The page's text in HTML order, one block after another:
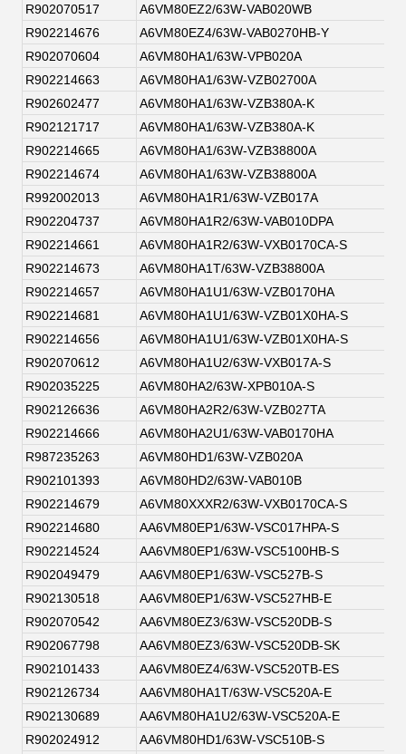
R902070517
A6VM80EZ2/63W-VAB020WB
R902214676
A6VM80EZ4/63W-VAB0270HB-Y
R902070604
A6VM80HA1/63W-VPB020A
R902214663
A6VM80HA1/63W-VZB02700A
R902602477
A6VM80HA1/63W-VZB380A-K
R902121717
A6VM80HA1/63W-VZB380A-K
R902214665
A6VM80HA1/63W-VZB38800A
R902214674
A6VM80HA1/63W-VZB38800A
R992002013
A6VM80HA1R1/63W-VZB017A
R902204737
A6VM80HA1R2/63W-VAB010DPA
R902214661
A6VM80HA1R2/63W-VXB0170CA-S
R902214673
A6VM80HA1T/63W-VZB38800A
R902214657
A6VM80HA1U1/63W-VZB0170HA
R902214681
A6VM80HA1U1/63W-VZB01X0HA-S
R902214656
A6VM80HA1U1/63W-VZB01X0HA-S
R902070612
A6VM80HA1U2/63W-VXB017A-S
R902035225
A6VM80HA2/63W-XPB010A-S
R902126636
A6VM80HA2R2/63W-VZB027TA
R902214666
A6VM80HA2U1/63W-VAB0170HA
R987235263
A6VM80HD1/63W-VZB020A
R902101393
A6VM80HD2/63W-VAB010B
R902214679
A6VM80XXXR2/63W-VXB0170CA-S
R902214680
AA6VM80EP1/63W-VSC017HPA-S
R902214524
AA6VM80EP1/63W-VSC5100HB-S
R902049479
AA6VM80EP1/63W-VSC527B-S
R902130518
AA6VM80EP1/63W-VSC527HB-E
R902070542
AA6VM80EZ3/63W-VSC520DB-S
R902067798
AA6VM80EZ3/63W-VSC520DB-SK
R902101433
AA6VM80EZ4/63W-VSC520TB-ES
R902126734
AA6VM80HA1T/63W-VSC520A-E
R902130689
AA6VM80HA1U2/63W-VSC520A-E
R902024912
AA6VM80HD1/63W-VSC510B-S